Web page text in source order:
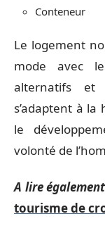
Conteneur
Le logement
mode avec
alternatifs et
s’adaptent à
le
volonté de
A lire
tourisme de